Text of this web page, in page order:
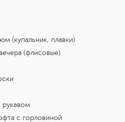
(купальник, плавки)
(флисовые)
рукавом
с горловиной